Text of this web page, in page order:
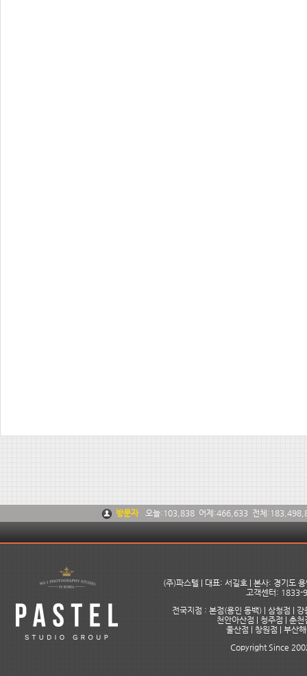
방문자 오늘: 103,838 어제:466,633 전체:
(주)파스텔 | 대표: 서길호 | 본사: 경기도
고객센터: 1833-
전국지점 : 본점(용인 동백) | 삼청점 |
천안아산점 | 청주점 | 춘
울산점 | 창원점 | 부산
Copyright Since